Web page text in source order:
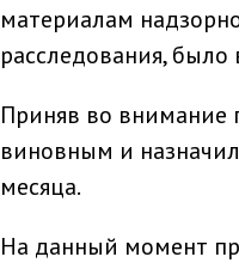
материалам
расследования,
Приняв во внимание
виновным и
месяца.
На данный момент